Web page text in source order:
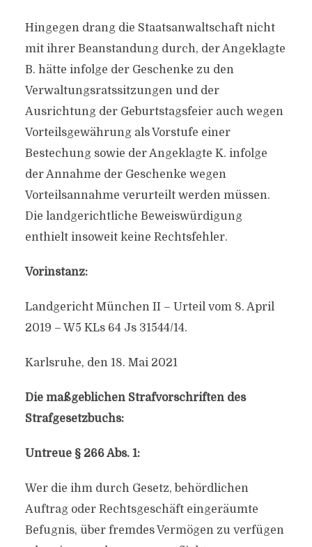
Hingegen drang die Staatsanwaltschaft nicht
mit ihrer Beanstandung durch, der Angeklagte
B. hätte infolge der Geschenke zu den
Verwaltungsratssitzungen und der
Ausrichtung der Geburtstagsfeier auch wegen
Vorteilsgewährung als Vorstufe einer
Bestechung sowie der Angeklagte K. infolge
der Annahme der Geschenke wegen
Vorteilsannahme verurteilt werden müssen.
Die landgerichtliche Beweiswürdigung
enthielt insoweit keine Rechtsfehler.
Vorinstanz:
Landgericht München II – Urteil vom 8. April
2019 – W5 KLs 64 Js 31544/14.
Karlsruhe, den 18. Mai 2021
Die maßgeblichen Strafvorschriften des
Strafgesetzbuchs:
Untreue § 266 Abs. 1:
Wer die ihm durch Gesetz, behördlichen
Auftrag oder Rechtsgeschäft eingeräumte
Befugnis, über fremdes Vermögen zu verfügen